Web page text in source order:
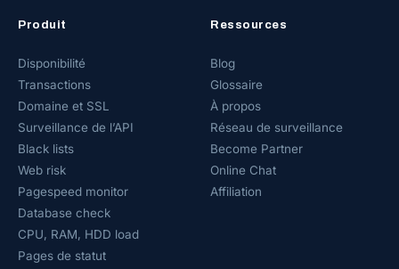
Produit
Disponibilité
Transactions
Domaine et SSL
Surveillance de l’API
Black lists
Web risk
Pagespeed monitor
Database check
CPU, RAM, HDD load
Pages de statut
Ressources
Blog
Glossaire
À propos
Réseau de surveillance
Become Partner
Online Chat
Affiliation